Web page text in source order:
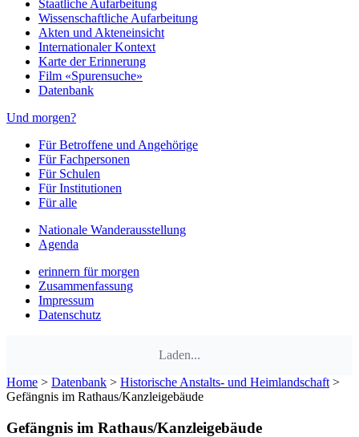
Staatliche Aufarbeitung
Wissenschaftliche Aufarbeitung
Akten und Akteneinsicht
Internationaler Kontext
Karte der Erinnerung
Film «Spurensuche»
Datenbank
Und morgen?
Für Betroffene und Angehörige
Für Fachpersonen
Für Schulen
Für Institutionen
Für alle
Nationale Wanderausstellung
Agenda
erinnern für morgen
Zusammenfassung
Impressum
Datenschutz
Laden...
Home > Datenbank > Historische Anstalts- und Heimlandschaft >
Gefängnis im Rathaus/Kanzleigebäude
Gefängnis im Rathaus/Kanzleigebäude